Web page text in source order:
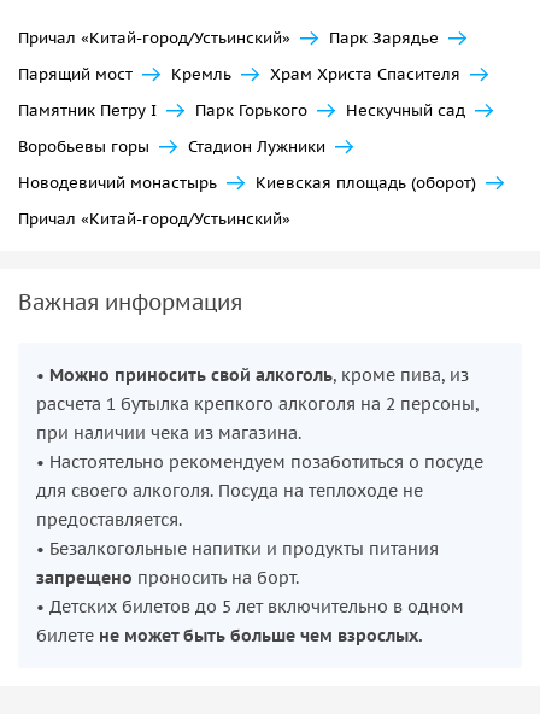
Причал «Китай-город/Устьинский»
Парк Зарядье
Парящий мост
Кремль
Храм Христа Спасителя
Памятник Петру I
Парк Горького
Нескучный сад
Воробьевы горы
Стадион Лужники
Новодевичий монастырь
Киевская площадь (оборот)
Причал «Китай-город/Устьинский»
Важная информация
• Можно приносить свой алкоголь, кроме пива, из
расчета 1 бутылка крепкого алкоголя на 2 персоны,
при наличии чека из магазина.
• Настоятельно рекомендуем позаботиться о посуде
для своего алкоголя. Посуда на теплоходе не
предоставляется.
• Безалкогольные напитки и продукты питания
запрещено проносить на борт.
• Детских билетов до 5 лет включительно в одном
билете не может быть больше чем взрослых.